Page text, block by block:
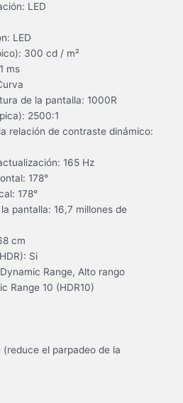
LED
LED
300 cd / m²
ms
de la pantalla: 1000R
2500:1
relación de contraste dinámico:
165 Hz
178°
178°
pantalla: 16,7 millones de
cm
Si
Range, Alto rango
Range 10 (HDR10)
el parpadeo de la